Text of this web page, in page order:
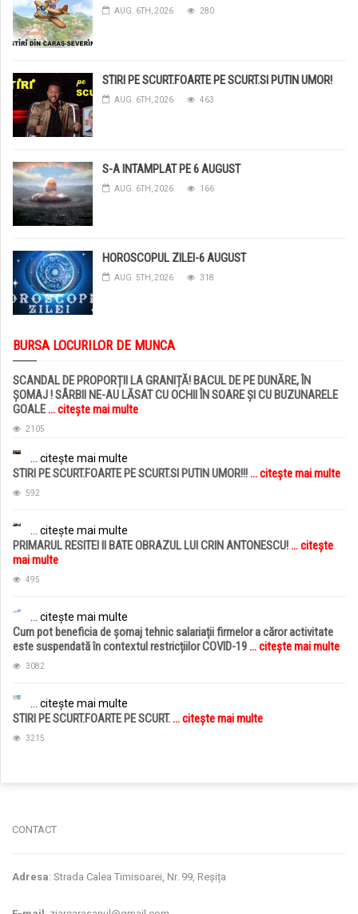
AUG. 6TH, 2026 280
STIRI PE SCURT.FOARTE PE SCURT.SI PUTIN UMOR!
AUG. 6TH, 2026 463
S-A INTAMPLAT PE 6 AUGUST
AUG. 6TH, 2026 166
HOROSCOPUL ZILEI-6 AUGUST
AUG. 5TH, 2026 318
BURSA LOCURILOR DE MUNCA
SCANDAL DE PROPORȚII LA GRANIȚĂ! BACUL DE PE DUNĂRE, ÎN
ȘOMAJ ! SÂRBII NE-AU LĂSAT CU OCHII ÎN SOARE ȘI CU BUZUNARELE
GOALE... citește mai multe
2105
... citește mai multe
STIRI PE SCURT.FOARTE PE SCURT.SI PUTIN UMOR!!!... citește mai multe
592
... citește mai multe
PRIMARUL RESITEI II BATE OBRAZUL LUI CRIN ANTONESCU!... citește
mai multe
495
... citește mai multe
Cum pot beneficia de șomaj tehnic salariații firmelor a căror activitate
este suspendată în contextul restricțiilor COVID-19... citește mai multe
3082
... citește mai multe
STIRI PE SCURT.FOARTE PE SCURT.... citește mai multe
3215
CONTACT
Adresa: Strada Calea Timisoarei, Nr. 99, Reșița